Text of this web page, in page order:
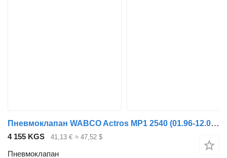
Пневмоклапан WABCO Actros MP1 2540 (01.96-12.02) 4410500120 для грузовика Mercedes-Benz Actros, Axor MP1, MP2, MP3 (1996-2014)
4 155 KGS 41,13 € ≈ 47,52 $
Пневмоклапан